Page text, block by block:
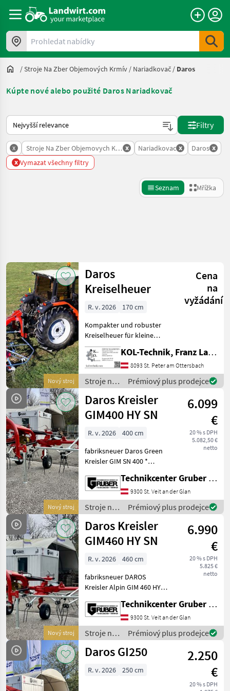
Prohledat nabídky
/Stroje Na Zber Objemových Krmív / Nariadkovač / Daros
Kúpte nové alebo použité Daros Nariadkovač
Takto se řadí nabídky na Landwirt.com
Filtry
x Stroje Na Zber Objemovych Krmiv
x Nariadkovac x Daros x
x Vymazat všechny filtry
Seznam Mřížka
Kategorie 4 Země
AKTUÁLNÍ
CESTA
poľnohospodárska
technika
Stroje Na Zber
Objemovych
Krmiv
Nariadkovac
Daros
VYBRAT
KATEGORII
Daros
Pöttinger
Krone
Claas
Kuhn
Zobrazit
všech
36
MODEL
GIM
460
HY
Obnovit
Zobrazit
12
výsledků
Nový stroj
Daros
Kreiselheuer
Cena
na
vyžádání
R. v. 2026
170 cm
Kompakter und robuster
Kreiselheuer für kleine
Flächen und den Einsatz im
Berggebiet. Serienmäßig
mit Ballonrädern und
Gelenkwelle ausgestattet.
Die 4-Kreisler-Model
KOL-Technik, Franz Lampl-Küssner
8093 St. Peter am Ottersbach
Stroje na
zber
objemových
krmív /
Daros
Prémiový plus prodejce
Nový stroj
Daros Kreisler
GIM400 HY SN
6.099
€
20 % s DPH
5.082,50 €
netto
R. v. 2026
400 cm
fabriksneuer Daros Green
Kreisler GIM SN 400 *
* 6 Zinkenarme pro
Schwadkreisel * extrem
leichte und trotzdem
stabile Bauweise * spe
Technikcenter Gruber GmbH
9300 St. Veit an der Glan
Stroje na
zber
objemových
krmív /
Daros
Prémiový plus prodejce
Nový stroj
Daros Kreisler
GIM460 HY SN
6.990
€
20 % s DPH
5.825 €
netto
R. v. 2026
460 cm
fabriksneuer DAROS
Kreisler Alpin GIM 460 HY
* besonders für den
Bergeinsatz geeignet *
extrem leichte und
trotzdem stabile Bauweise
Technikcenter Gruber GmbH
9300 St. Veit an der Glan
Stroje na
zber
objemových
Daros
Prémiový plus prodejce
Daros GI250
2.250
€
20 % s DPH
R. v. 2026 250 cm